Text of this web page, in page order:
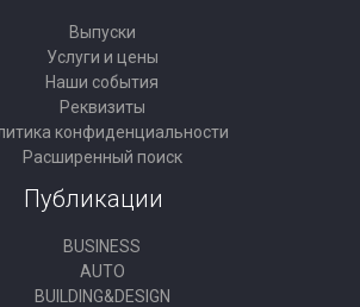
Выпуски
Услуги и цены
Наши события
Реквизиты
конфиденциальности
Расширенный поиск
Публикации
BUSINESS
AUTO
BUILDING&DESIGN